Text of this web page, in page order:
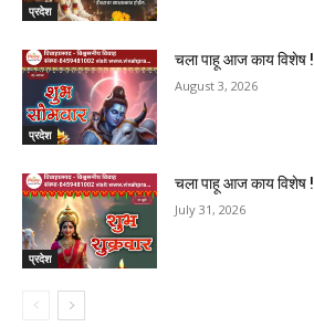
प्रदेश
प्रदेश
चला पाहू आज काय विशेष !
August 3, 2026
प्रदेश
चला पाहू आज काय विशेष !
July 31, 2026